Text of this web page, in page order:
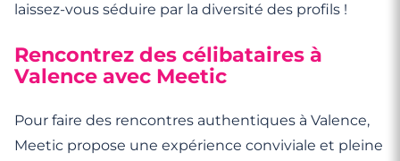
laissez-vous séduire par la diversité des profils !
Rencontrez des célibataires à
Valence avec Meetic
Pour faire des rencontres authentiques à Valence,
Meetic propose une expérience conviviale et pleine